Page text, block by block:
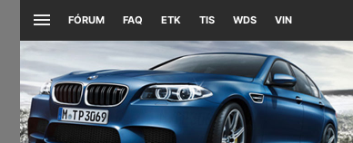
FÓRUM FAQ ETK TIS WDS VIN